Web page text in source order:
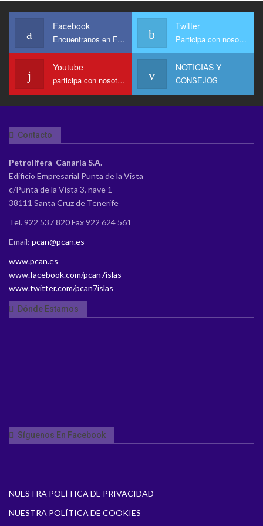
Gasolina?
Facebook
Encuentranos en Facebook
Twitter
Participa con nosotros
Youtube
participa con nosotros en Youtube
NOTICIAS Y
CONSEJOS
Contacto
Petrolífera Canaria S.A.
Edificio Empresarial Punta de la Vista
c/Punta de la Vista 3, nave 1
38111 Santa Cruz de Tenerife
Tel. 922 537 820 Fax 922 624 561
Email: pcan@pcan.es
www.pcan.es
www.facebook.com/pcan7islas
www.twitter.com/pcan7islas
Dónde Estamos
Síguenos En Facebook
NUESTRA POLÍTICA DE PRIVACIDAD
NUESTRA POLÍTICA DE COOKIES